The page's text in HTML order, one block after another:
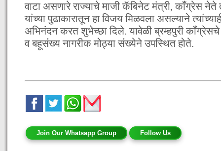
वाटा असणारे राज्याचे माजी कॅबिनेट मंत्री, काँग्रेस
यांच्या पुढाकारातून हा विजय मिळवला असल्याने
अभिनंदन करत शुभेच्छा दिले. यावेळी ब्रम्हपुरी काँग्रेसचे
व बहूसंख्य नागरीक मोठ्या संख्येने उपस्थित होते.
Join Our Whatsapp Group Follow Us